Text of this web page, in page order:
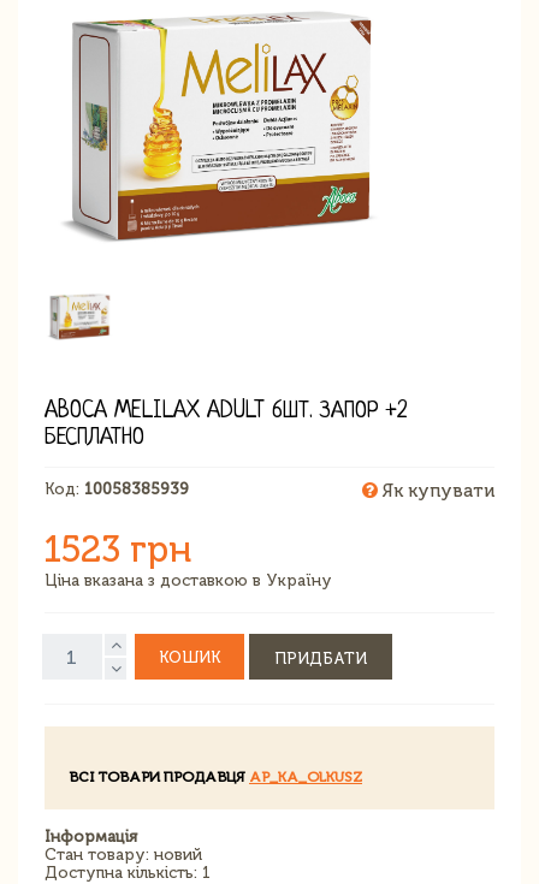
ABOCA MELILAX ADULT 6ШТ. ЗАПОР +2
БЕСПЛАТНО
Код: 10058385939 Як купувати
1523 грн
Ціна вказана з доставкою в Україну
КОШИК ПРИДБАТИ
ВСІ ТОВАРИ ПРОДАВЦЯ AP_KA_OLKUSZ
Інформація
Стан товару: новий
Доступна кількість: 1